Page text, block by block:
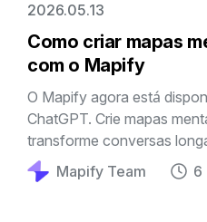
Mapify Team 6
2026.05.13
Como criar mapas
com o Mapify
O Mapify agora está
ChatGPT. Crie mapas
transforme conversas
para estudar, pesquisar e